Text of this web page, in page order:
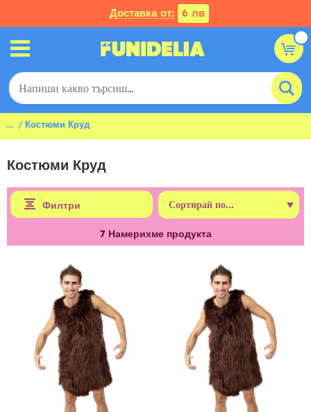
Доставка от: 6 лв
... Костюми Круд
Костюми Круд
Филтри
7 Намерихме продукта